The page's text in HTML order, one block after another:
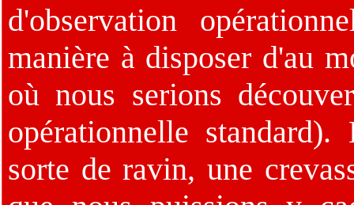
d'observation
manière à disposer d'au
où nous serions
opérationnelle
sorte de ravin, une